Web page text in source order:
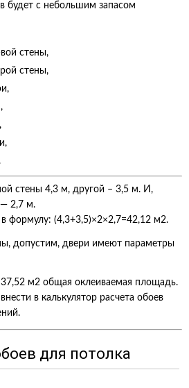
будет с небольшим запасом
стены,
стены,
стены 4,3 м, другой – 3,5 м. И,
— 2,7 м.
в формулу: (4,3+3,5)×2×2,7=42,12 м2.
допустим, двери имеют параметры
м2 общая оклеиваемая площадь.
в калькулятор расчета обоев
для потолка